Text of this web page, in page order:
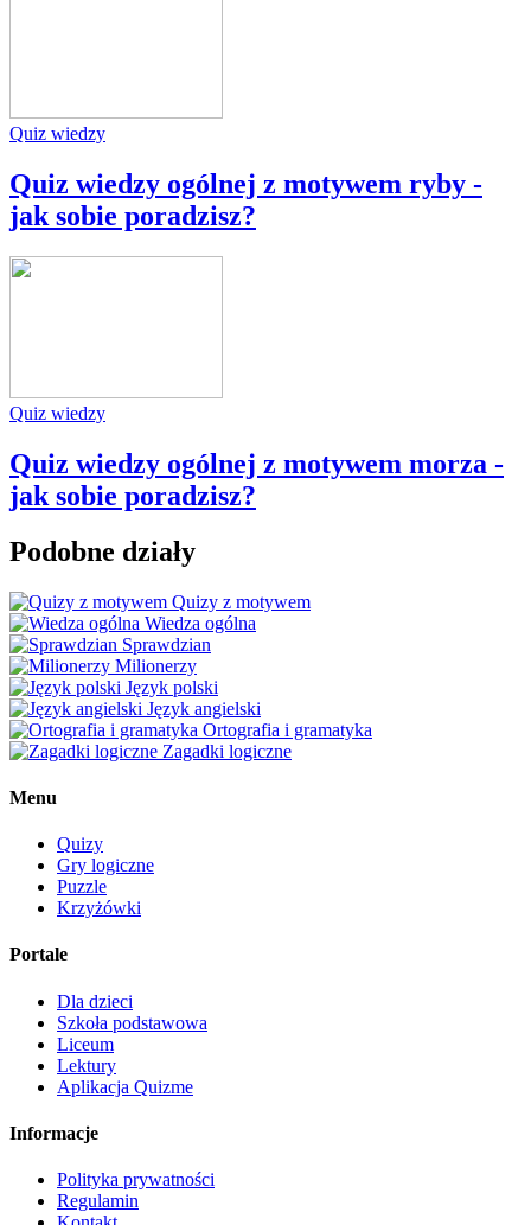
Quiz wiedzy
Quiz wiedzy ogólnej z motywem ryby -
jak sobie poradzisz?
Quiz wiedzy
Quiz wiedzy ogólnej z motywem morza -
jak sobie poradzisz?
Podobne działy
Quizy z motywem
Wiedza ogólna
Sprawdzian
Milionerzy
Język polski
Język angielski
Ortografia i gramatyka
Zagadki logiczne
Menu
Quizy
Gry logiczne
Puzzle
Krzyżówki
Portale
Dla dzieci
Szkoła podstawowa
Liceum
Lektury
Aplikacja Quizme
Informacje
Polityka prywatności
Regulamin